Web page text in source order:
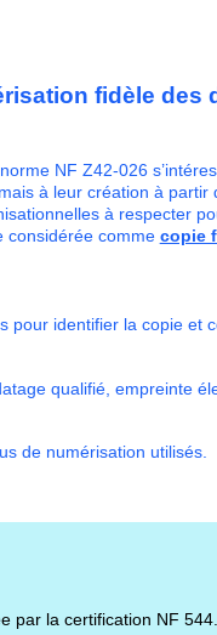
fidèle des
NF Z42-026
à leur création à partir
à respecter
considérée comme copie
pour identifier la copie et
qualifié, empreinte
de numérisation utilisés.
par la certification NF 544.